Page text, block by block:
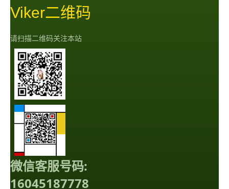
Viker二维码
请扫描二维码关注本站
微信客服号码:
16045187778